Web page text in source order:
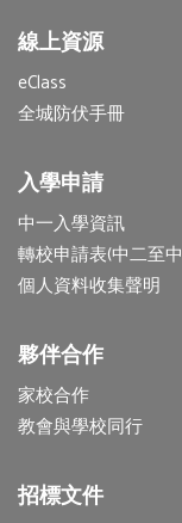
線上資源
eClass
全城防伏手冊
入學申請
中一入學資訊
轉校申請表(中二至
個人資料收集聲明
夥伴合作
家校合作
教會與學校同行
招標文件